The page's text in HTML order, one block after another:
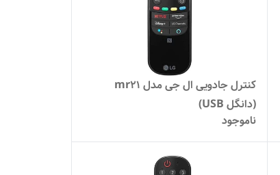
کنترل جادویی ال جی مدل mr21
(دانگل USB)
ناموجود